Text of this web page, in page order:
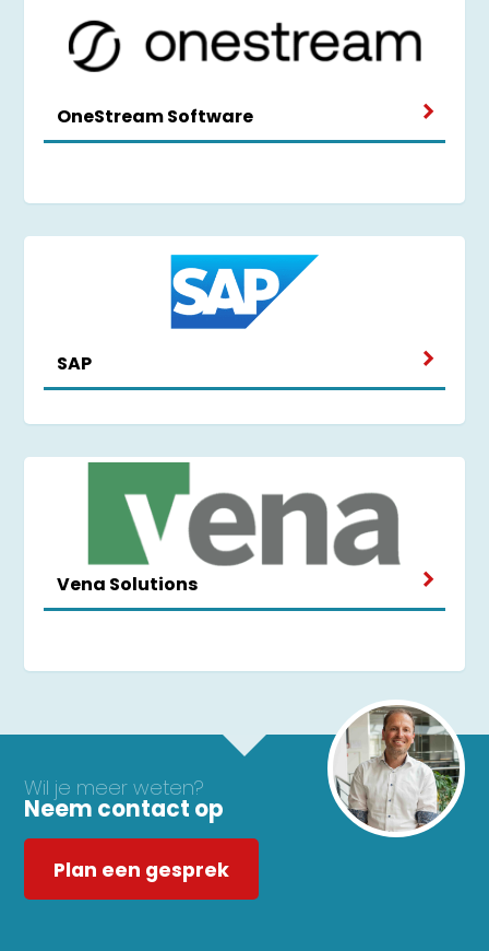
OneStream Software
SAP
Vena Solutions
Wil je meer weten?
Neem contact op
Plan een gesprek